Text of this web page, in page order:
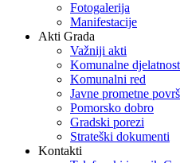
Fotogalerija
Manifestacije
Akti Grada
Važniji akti
Komunalne
Komunalni red
Javne prometne
Pomorsko dobro
Gradski porezi
Strateški dokumenti
Kontakti